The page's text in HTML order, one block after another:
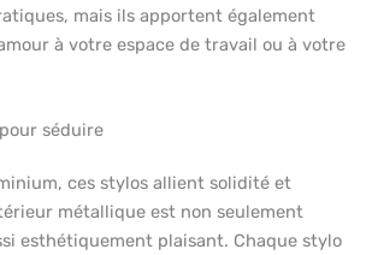
mais ils apportent également
à votre espace de travail ou à votre
séduire
ces stylos allient solidité et
métallique est non seulement
esthétiquement plaisant. Chaque stylo